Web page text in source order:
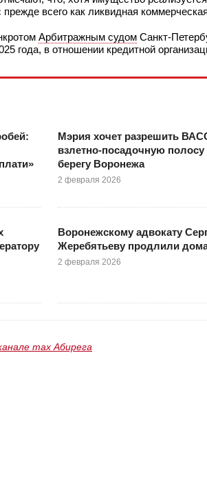
прежде всего как ликвидная
Арбитражным судом Санкт-
года, в отношении кредитной
Мэрия хочет разрешить
взлетно-посадочную
берегу Воронежа
2 февраля 2026
Воронежскому адвокату
Жеребятьеву продлили
2 февраля 2026
max Абирега